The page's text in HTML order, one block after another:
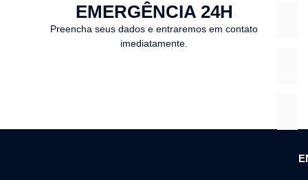
EMERGÊNCIA 24H
Preencha seus dados e entraremos em contato
imediatamente.